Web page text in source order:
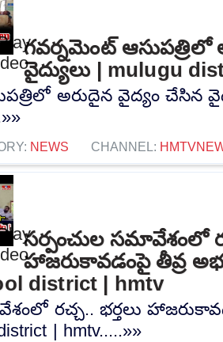
గవర్నమెంట్ ఆసుపత్రిలో
వైద్యులు | mulugu
అరుదైన వైద్యం చేసిన
NEWS CHANNEL:
సర్పంచుల సమావేశంలో
హాజరుకావడంపై తీవ్ర
district | hmtv
రచ్చ.. భర్తలు
| hmtv.....»»